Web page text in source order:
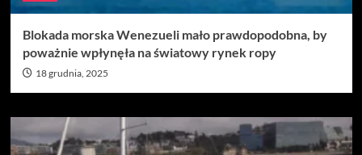
Blokada morska Wenezueli mało prawdopodobna, by
poważnie wpłynęła na światowy rynek ropy
18 grudnia, 2025